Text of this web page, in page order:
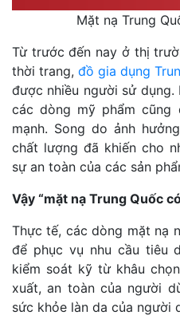
Mặt nạ Trung
Từ trước đến nay ở thị
thời trang, đồ gia dụng
được nhiều người sử
các dòng mỹ phẩm
mạnh. Song do ảnh
chất lượng đã khiến cho
sự an toàn của các sản
Vậy “mặt nạ Trung Quốc
Thực tế, các dòng mặt nạ
để phục vụ nhu cầu tiêu
kiểm soát kỹ từ khâu
xuất, an toàn của người
sức khỏe làn da của người